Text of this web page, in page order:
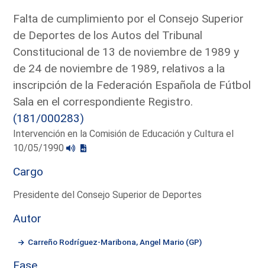
Falta de cumplimiento por el Consejo Superior
de Deportes de los Autos del Tribunal
Constitucional de 13 de noviembre de 1989 y
de 24 de noviembre de 1989, relativos a la
inscripción de la Federación Española de Fútbol
Sala en el correspondiente Registro.
(181/000283)
Intervención en la Comisión de Educación y Cultura el
10/05/1990
Cargo
Presidente del Consejo Superior de Deportes
Autor
Carreño Rodríguez-Maribona, Angel Mario (GP)
Fase